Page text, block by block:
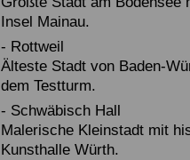
Insel Mainau.
- Rottweil
Älteste Stadt von Baden-
dem Testturm.
- Schwäbisch Hall
Malerische Kleinstadt mit
Kunsthalle Würth.